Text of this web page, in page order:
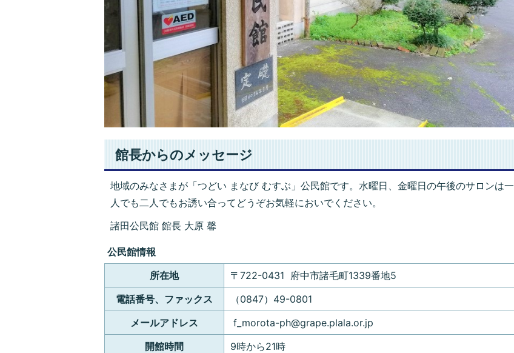
館長からのメッセージ
地域のみなさまが「つどい まなび むすぶ」公民館です。水曜日、金曜日の午後のサロンは一
人でも二人でもお誘い合ってどうぞお気軽においでください。
諸田公民館 館長 大原 馨
公民館情報
所在地
〒722-0431 府中市諸毛町1339番地5
電話番号、ファックス
（0847）49-0801
メールアドレス
f_morota-ph@grape.plala.or.jp
開館時間
9時から21時